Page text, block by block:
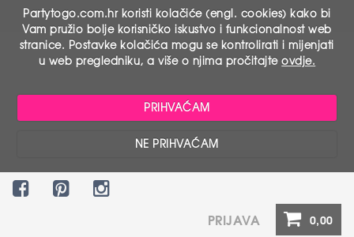
Partytogo.com.hr koristi kolačiće (engl. cookies) kako bi
Vam pružio bolje korisničko iskustvo i funkcionalnost web
stranice. Postavke kolačića mogu se kontrolirati i mijenjati
u web pregledniku, a više o njima pročitajteovdje.
PRIHVAĆAM
NE PRIHVAĆAM
0,00
PRIJAVA